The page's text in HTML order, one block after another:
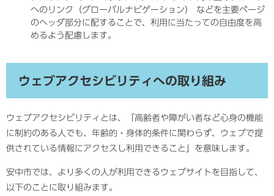
へのリンク（グローバルナビゲーション） などを主要ページ
のヘッダ部分に配することで、利用に当たっての自由度を高
めるよう配慮します。
ウェブアクセシビリティへの取り組み
ウェブアクセシビリティとは、「高齢者や障がい者など心身の機能
に制約のある人でも、年齢的・身体的条件に関わらず、ウェブで提
供されている情報にアクセスし利用できること」を意味します。
安中市では、より多くの人が利用できるウェブサイトを目指して、
以下のことに取り組みます。